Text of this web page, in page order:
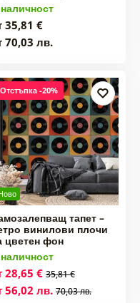
35,81 €
70,03 лв.
Отстъпка -20%
тапет –
винилови плочи
цветен фон
28,65 € 35,81 €
56,02 лв. 70,03 лв.